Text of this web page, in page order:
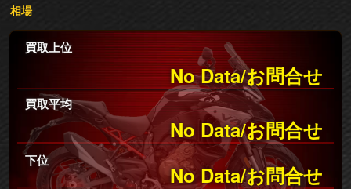
相場
買取上位
No Data/お問合せ
買取平均
No Data/お問合せ
下位
No Data/お問合せ